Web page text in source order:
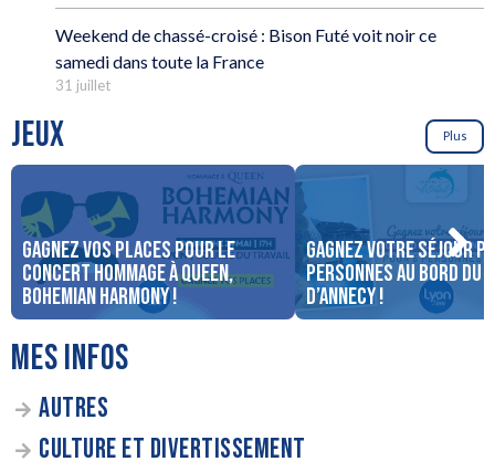
Weekend de chassé-croisé : Bison Futé voit noir ce
samedi dans toute la France
31 juillet
JEUX Plus
Gagnez vos places pour le
concert Hommage à Queen,
Bohemian Harmony !
Gagnez votre séjour
personnes au bord du
d’Annecy !
MES INFOS
AUTRES
CULTURE ET DIVERTISSEMENT